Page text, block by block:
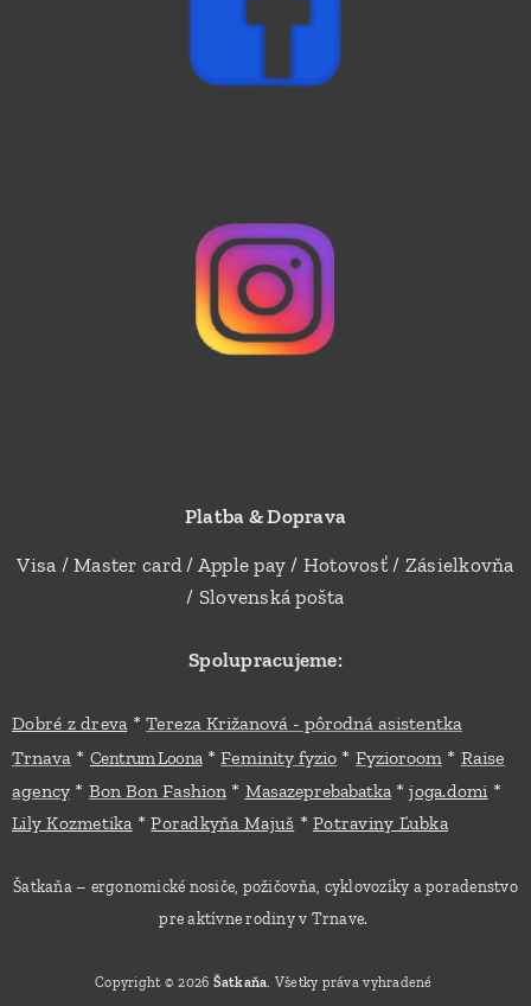
Platba & Doprava
Visa / Master card / Apple pay / Hotovosť / Zásielkovňa
/ Slovenská pošta
Spolupracujeme:
Dobré z dreva*Tereza Križanová - pôrodná asistentka
Trnava * Centrum Loona *Feminity fyzio * Fyzioroom* Raise
agency * Bon Bon Fashion* Masazeprebabatka*joga.domi *
Lily Kozmetika*Poradkyňa Majuš *Potraviny Ľubka
Šatkaňa – ergonomické nosiče, požičovňa, cyklovozíky a poradenstvo
pre aktívne rodiny v Trnave.
Copyright © 2026 Šatkaňa. Všetky práva vyhradené